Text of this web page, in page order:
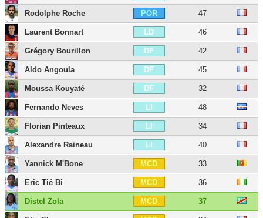
Rodolphe Roche POR 47
Laurent Bonnart LD 46
Grégory Bourillon DF 42
Aldo Angoula DF 45
Moussa Kouyaté DF 32
Fernando Neves LI 48
Florian Pinteaux LI 34
Alexandre Raineau LI 40
Yannick M'Bone MCD 33
Eric Tié Bi MCD 36
Distel Zola MCD 37